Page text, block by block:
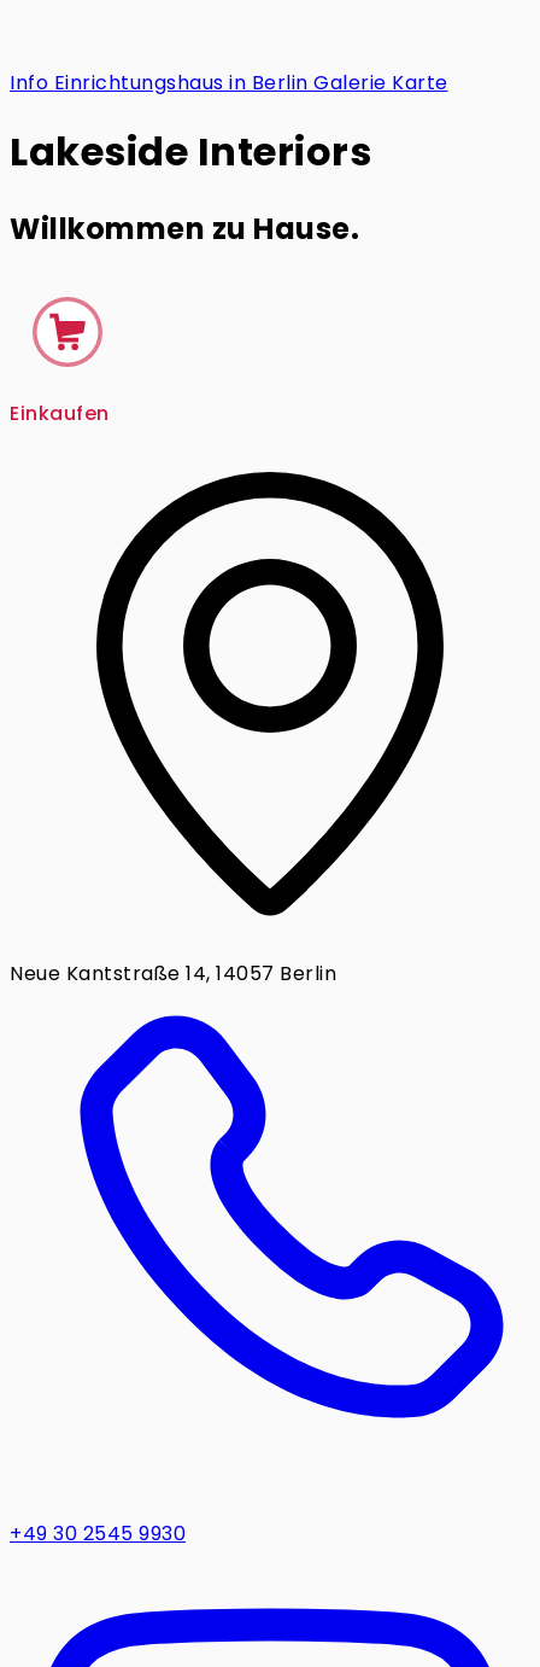
Info Einrichtungshaus in Berlin Galerie Karte
Lakeside Interiors
Willkommen zu Hause.
Einkaufen
Neue Kantstraße 14, 14057 Berlin
+49 30 2545 9930